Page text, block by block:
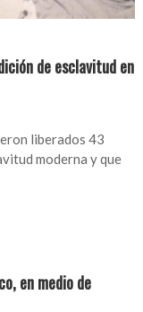
de esclavitud en
liberados 43
moderna y que
en medio de